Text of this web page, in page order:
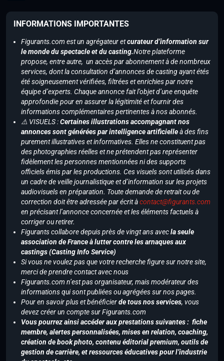
INFORMATIONS IMPORTANTES
Figurants.com est un agrégateur etcurateur d’information sur
le monde du spectacle et du casting.Notre plateforme
propose, entre autre, un accès par abonnement à de nombreux
services, dont la consultation d’annonces de casting ayant étés
été soigneusement vérifiées, filtrées et enrichies par notre
équipe d’experts. Chaque annonce fait l’objet d’une enquête
approfondie pour en assurer la légitimité et fournir des
informations complémentaires pertinentes à nos abonnés.
⚠️ VISUELS :Certaines illustrations accompagnant nos
annonces sont générées par intelligence artificielleà des fins
purement illustratives et informatives. Elles ne constituent pas
des photographies réelles et ne prétendent pas représenter
fidèlement les personnes mentionnées ni des supports
officiels émis par les productions. Ces visuels sont utilisés dans
un cadre de veille journalistique et d’information sur les projets
audiovisuels en préparation. Toute demande de retrait ou de
correction doit être adressée par écrit àcontact@figurants.com
en précisant l’annonce concernée et les éléments factuels à
corriger ou retirer.
Figurants collabore depuis près de vingt ans avecla seule
association de France à lutter contre les arnaques aux
castings (Casting Info Service)
Si vous ne voulez pas que votre recherche figure sur notre site,
merci de prendre contact avec nous
Figurants.com n’est pas organisateur, mais modérateur des
informations qui sont publiées ou agrégées sur nos pages.
Pour en savoir plus et bénéficierde tous nos services, vous
devez créer un compte sur Figurants.com
Vous pourrez ainsi accéder aux prestations suivantes : fiche
membre, alertes personnalisées, mises en relation, coaching,
création de book photo, contenu éditorial premium, outils de
gestion de carrière, et ressources éducatives pour l’industrie